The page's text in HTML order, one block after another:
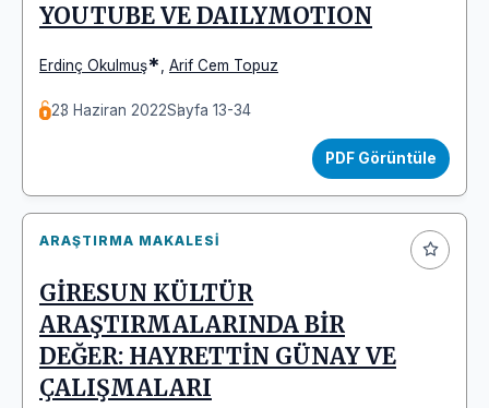
YOUTUBE VE DAILYMOTION
Erdinç Okulmuş* Arif Cem Topuz
23 Haziran 2022Sayfa 13-34
PDF Görüntüle
ARAŞTIRMA MAKALESI
GİRESUN KÜLTÜR
ARAŞTIRMALARINDA BİR
DEĞER: HAYRETTİN GÜNAY VE
ÇALIŞMALARI